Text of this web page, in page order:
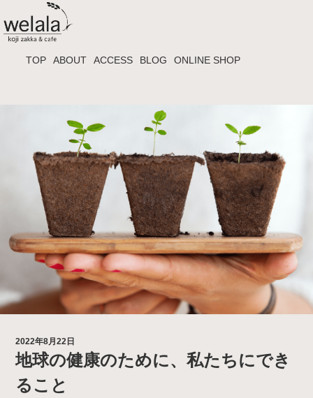
TOP ABOUT ACCESS BLOG ONLINE SHOP
2022年8月22日
地球の健康のために、私たちにでき
ること